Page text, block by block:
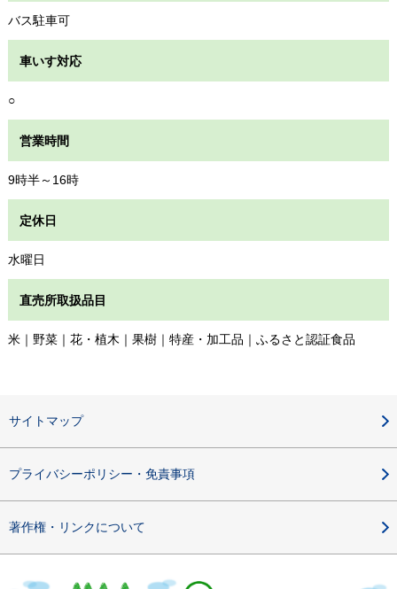
バス駐車可
車いす対応
○
営業時間
9時半～16時
定休日
水曜日
直売所取扱品目
米｜野菜｜花・植木｜果樹｜特産・加工品｜ふるさと認証食品
サイトマップ
プライバシーポリシー・免責事項
著作権・リンクについて